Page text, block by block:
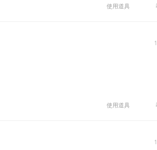
使用道具
使用道具